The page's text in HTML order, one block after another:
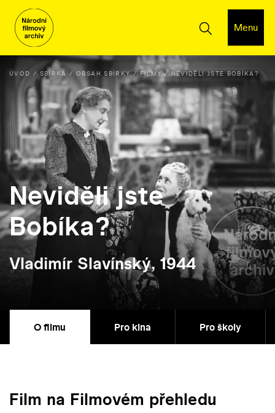
Menu
ÚVOD SBÍRKA OBSAH SBÍRKY FILMY NEVIDĚLI JSTE BOBÍKA?
Neviděli jste
Bobíka?
Vladimír Slavínský, 1944
O filmu Pro kina Pro školy
Film na Filmovém přehledu